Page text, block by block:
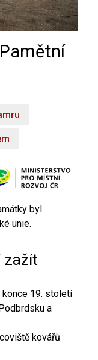
byl
unie.
zažít
konce 19. století
a
kovářů